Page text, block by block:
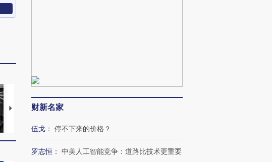
视线｜HYROX的吸金
心“花钱找虐”？
毒品
财新名家
伍戈 ： 停不下来的价格？
罗志恒 ： 中美人工智能竞争：道路比技术更重要